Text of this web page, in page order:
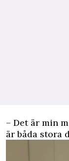
– Det är min
är båda stora